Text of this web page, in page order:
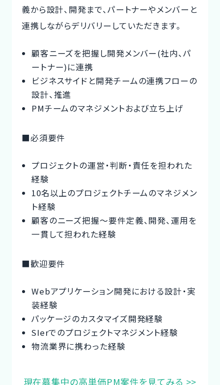
義から設計、開発まで、パートナーやメンバーと
連携しながらデリバリーしていただきます。
顧客ニーズを把握し開発メンバー(社内、パ
ートナー)に連携
ビジネスサイドと開発チームの連携フローの
設計、推進
PMチームのマネジメントおよび立ち上げ
■必須要件
プロジェクトの運営・判断・責任を担われた
経験
10名以上のプロジェクトチームのマネジメン
ト経験
顧客のニーズ把握〜要件定義、開発、運用を
一貫して担われた経験
■歓迎要件
Webアプリケーション開発における設計・実
装経験
パッケージのカスタマイズ開発経験
SIerでのプロジェクトマネジメント経験
物流業界に携わった経験
現在募集中の高単価PM案件を見てみる >>